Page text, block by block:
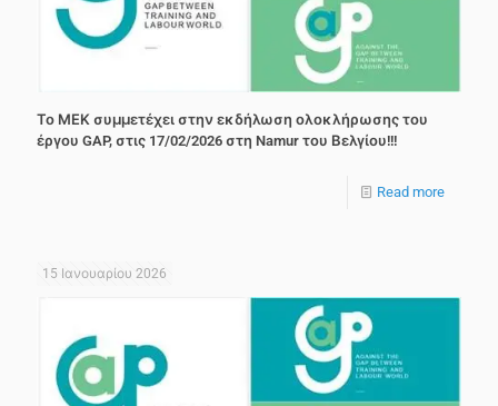
Το ΜΕΚ συμμετέχει στην εκδήλωση ολοκλήρωσης του
έργου GAP, στις 17/02/2026 στη Namur του Βελγίου!!!
Read more
15 Ιανουαρίου 2026